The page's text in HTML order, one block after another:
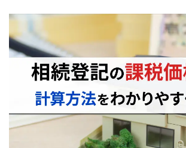
i
会
内・
代
メ
ッ
ー
ジ